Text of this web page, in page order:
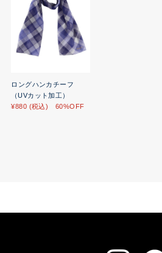
ロングハンカチーフ
（UVカット加工）
¥880 (税込) 60%OFF